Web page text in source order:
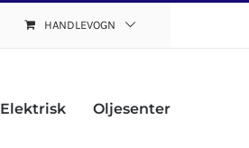
HANDLEVOGN
Elektrisk Oljesenter